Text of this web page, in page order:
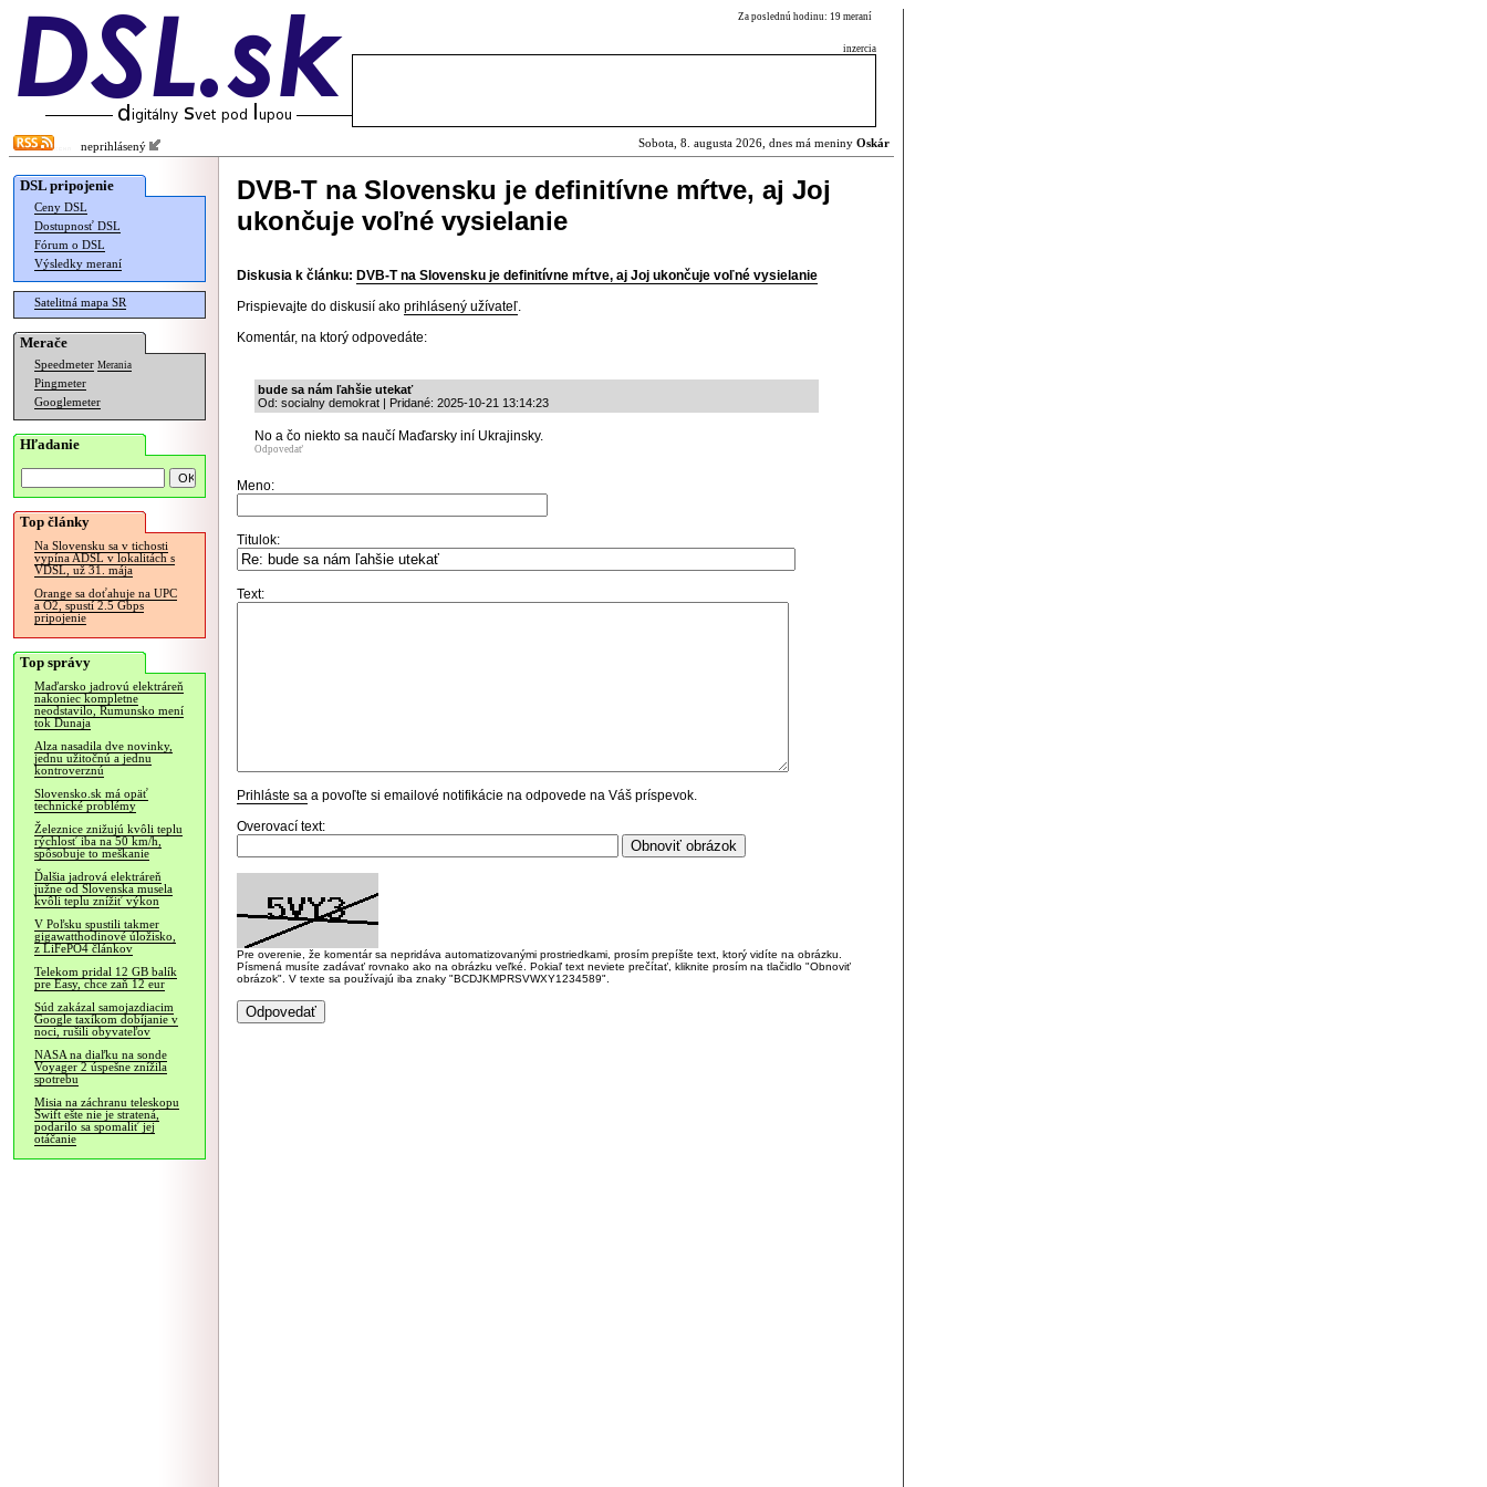
Za poslednú hodinu: 19 meraní
inzercia
neprihlásený Sobota, 8. augusta 2026, dnes má meniny Oskár
DSL pripojenie
Ceny DSL
Dostupnosť DSL
Fórum o DSL
Výsledky meraní
Satelitná mapa SR
Merače
Speedmeter Merania
Pingmeter
Googlemeter
Hľadanie
Top články
Na Slovensku sa v tichosti
vypína ADSL v lokalitách s
VDSL, už 31. mája
Orange sa doťahuje na UPC
a O2, spustí 2.5 Gbps
pripojenie
Top správy
Maďarsko jadrovú elektráreň
nakoniec kompletne
neodstavilo, Rumunsko mení
tok Dunaja
Alza nasadila dve novinky,
jednu užitočnú a jednu
kontroverznú
Slovensko.sk má opäť
technické problémy
Železnice znižujú kvôli teplu
rýchlosť iba na 50 km/h,
spôsobuje to meškanie
Ďalšia jadrová elektráreň
južne od Slovenska musela
kvôli teplu znížiť výkon
V Poľsku spustili takmer
gigawatthodinové úložisko,
z LiFePO4 článkov
Telekom pridal 12 GB balík
pre Easy, chce zaň 12 eur
Súd zakázal samojazdiacim
Google taxíkom dobíjanie v
noci, rušili obyvateľov
NASA na diaľku na sonde
Voyager 2 úspešne znížila
spotrebu
Misia na záchranu teleskopu
Swift ešte nie je stratená,
podarilo sa spomaliť jej
otáčanie
DVB-T na Slovensku je definitívne mŕtve, aj Joj
ukončuje voľné vysielanie
Diskusia k článku: DVB-T na Slovensku je definitívne mŕtve, aj Joj ukončuje voľné vysielanie
Prispievajte do diskusií ako prihlásený užívateľ.
Komentár, na ktorý odpovedáte:
bude sa nám ľahšie utekať
Od: socialny demokrat | Pridané: 2025-10-21 13:14:23
No a čo niekto sa naučí Maďarsky iní Ukrajinsky.
Odpovedať
Meno:
Titulok:
Text:
Prihláste sa a povoľte si emailové notifikácie na odpovede na Váš príspevok.
Overovací text:
Pre overenie, že komentár sa nepridáva automatizovanými prostriedkami, prosím prepíšte text, ktorý vidíte na obrázku.
Písmená musíte zadávať rovnako ako na obrázku veľké. Pokiaľ text neviete prečítať, kliknite prosím na tlačidlo "Obnoviť
obrázok". V texte sa používajú iba znaky "BCDJKMPRSVWXY1234589".